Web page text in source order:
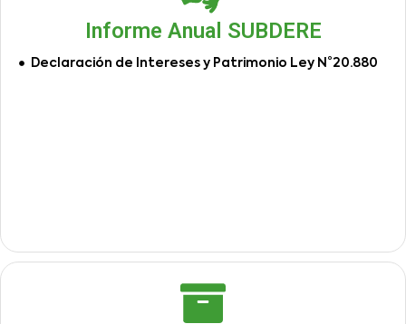
Informe Anual SUBDERE
Declaración de Intereses y Patrimonio Ley N°20.880